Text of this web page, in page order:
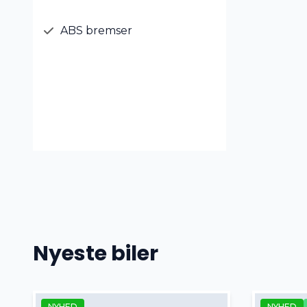
ABS bremser
Nyeste biler